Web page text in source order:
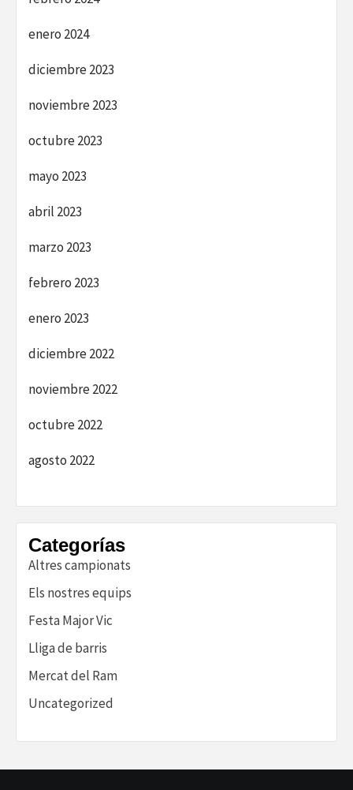
enero 2024
diciembre 2023
noviembre 2023
octubre 2023
mayo 2023
abril 2023
marzo 2023
febrero 2023
enero 2023
diciembre 2022
noviembre 2022
octubre 2022
agosto 2022
Categorías
Altres campionats
Els nostres equips
Festa Major Vic
Lliga de barris
Mercat del Ram
Uncategorized